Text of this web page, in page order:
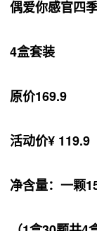
偶爱你感官四
4盒套装
原价169.9
活动价¥ 119.9
净含量：一颗